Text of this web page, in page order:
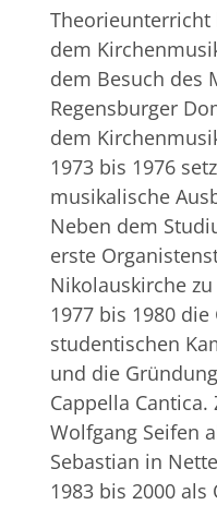
Theorieunterricht
dem
dem Besuch des
Regensburger
dem
1973 bis 1976
musikalische
Neben dem
erste
Nikolauskirche
1977 bis 1980
studentischen
und die
Cappella
Wolfgang Seifen
Sebastian in
1983 bis 2000